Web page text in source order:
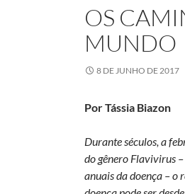
OS
MUNDO
8 DE JUNHO DE 2017
Por Tássia Biazon
Durante séculos, a
do gênero Flavivirus
anuais da doença – o